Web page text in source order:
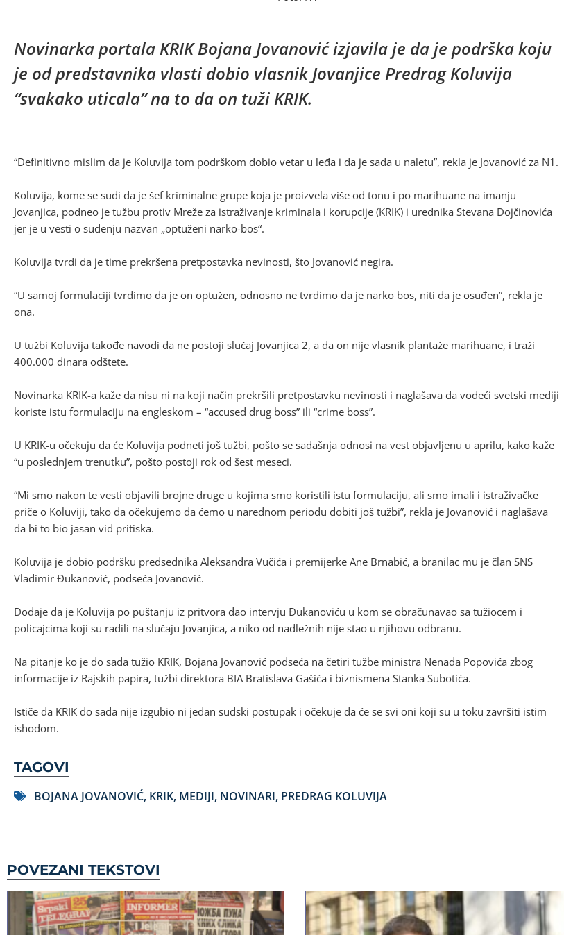
Novinarka portala KRIK Bojana Jovanović izjavila je da je podrška koju
je od predstavnika vlasti dobio vlasnik Jovanjice Predrag Koluvija
“svakako uticala” na to da on tuži KRIK.
“Definitivno mislim da je Koluvija tom podrškom dobio vetar u leđa i da je sada u naletu”, rekla je Jovanović za N1.
Koluvija, kome se sudi da je šef kriminalne grupe koja je proizvela više od tonu i po marihuane na imanju
Jovanjica, podneo je tužbu protiv Mreže za istraživanje kriminala i korupcije (KRIK) i urednika Stevana Dojčinovića
jer je u vesti o suđenju nazvan „optuženi narko-bos“.
Koluvija tvrdi da je time prekršena pretpostavka nevinosti, što Jovanović negira.
“U samoj formulaciji tvrdimo da je on optužen, odnosno ne tvrdimo da je narko bos, niti da je osuđen”, rekla je
ona.
U tužbi Koluvija takođe navodi da ne postoji slučaj Jovanjica 2, a da on nije vlasnik plantaže marihuane, i traži
400.000 dinara odštete.
Novinarka KRIK-a kaže da nisu ni na koji način prekršili pretpostavku nevinosti i naglašava da vodeći svetski mediji
koriste istu formulaciju na engleskom – “accused drug boss” ili “crime boss”.
U KRIK-u očekuju da će Koluvija podneti još tužbi, pošto se sadašnja odnosi na vest objavljenu u aprilu, kako kaže
“u poslednjem trenutku”, pošto postoji rok od šest meseci.
“Mi smo nakon te vesti objavili brojne druge u kojima smo koristili istu formulaciju, ali smo imali i istraživačke
priče o Koluviji, tako da očekujemo da ćemo u narednom periodu dobiti još tužbi”, rekla je Jovanović i naglašava
da bi to bio jasan vid pritiska.
Koluvija je dobio podršku predsednika Aleksandra Vučića i premijerke Ane Brnabić, a branilac mu je član SNS
Vladimir Đukanović, podseća Jovanović.
Dodaje da je Koluvija po puštanju iz pritvora dao intervju Đukanoviću u kom se obračunavao sa tužiocem i
policajcima koji su radili na slučaju Jovanjica, a niko od nadležnih nije stao u njihovu odbranu.
Na pitanje ko je do sada tužio KRIK, Bojana Jovanović podseća na četiri tužbe ministra Nenada Popovića zbog
informacije iz Rajskih papira, tužbi direktora BIA Bratislava Gašića i biznismena Stanka Subotića.
Ističe da KRIK do sada nije izgubio ni jedan sudski postupak i očekuje da će se svi oni koji su u toku završiti istim
ishodom.
TAGOVI
BOJANA JOVANOVIĆ, KRIK, MEDIJI, NOVINARI, PREDRAG KOLUVIJA
POVEZANI TEKSTOVI